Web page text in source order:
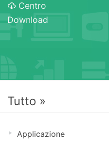
Centro
Download
Tutto »
Applicazione